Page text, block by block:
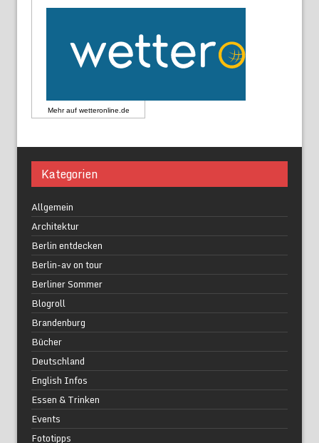
Mehr auf wetteronline.de
Kategorien
Allgemein
Architektur
Berlin entdecken
Berlin-av on tour
Berliner Sommer
Blogroll
Brandenburg
Bücher
Deutschland
English Infos
Essen & Trinken
Events
Fototipps